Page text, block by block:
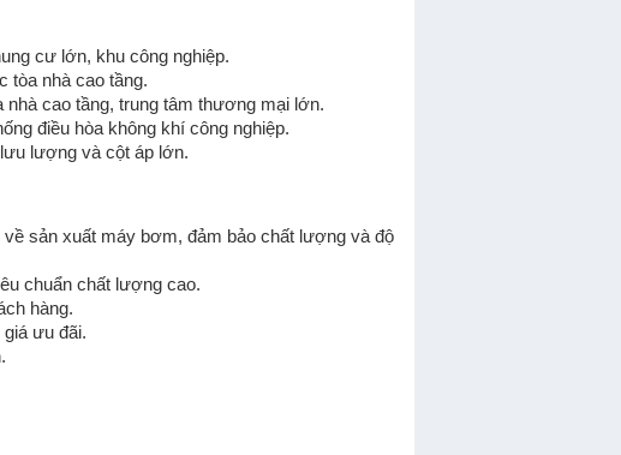
cư lớn, khu công nghiệp.
tòa nhà cao tầng.
cao tầng, trung tâm thương mại lớn.
điều hòa không khí công nghiệp.
lượng và cột áp lớn.
sản xuất máy bơm, đảm bảo chất lượng và độ
chuẩn chất lượng cao.
hàng.
ưu đãi.